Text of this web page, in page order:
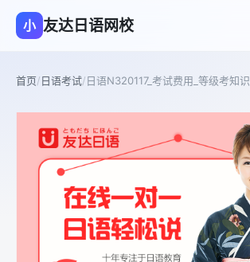
小 友达日语网校
首页/日语考试/日语N320117_考试费用_等级考知识